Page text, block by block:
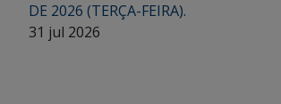
DE 2026 (TERÇA-FEIRA).
31 jul 2026